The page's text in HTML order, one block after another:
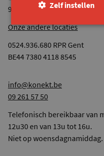
9040 Sint-Amandsberg
Onze andere locaties
0524.936.680 RPR Gent
BE44 7380 4118 8545
info@konekt.be
09 261 57 50
Telefonisch bereikbaar van
12u30 en van 13u tot 16u.
Niet op woensdagnamiddag.
Zelf instellen